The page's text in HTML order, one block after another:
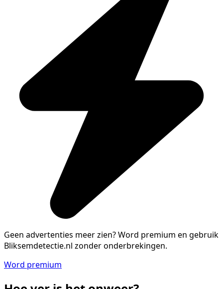
Geen advertenties meer zien?Word premium en gebruik
Bliksemdetectie.nl zonder onderbrekingen.
Word premium